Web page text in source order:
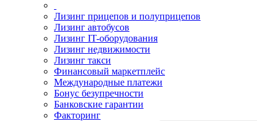
Лизинг прицепов и полуприцепов
Лизинг автобусов
Лизинг IT-оборудования
Лизинг недвижимости
Лизинг такси
Финансовый маркетплейс
Международные платежи
Бонус безупречности
Банковские гарантии
Факторинг